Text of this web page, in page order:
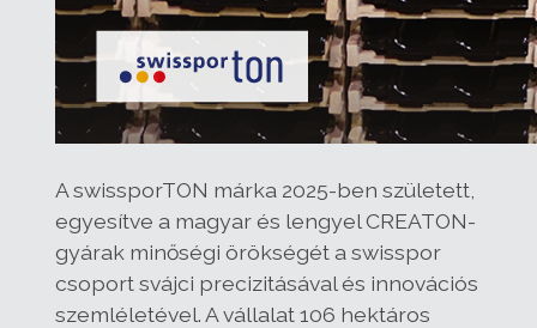
A swissporTON márka 2025-ben született,
egyesítve a magyar és lengyel CREATON-
gyárak minőségi örökségét a swisspor
csoport svájci precizitásával és innovációs
szemléletével. A vállalat 106 hektáros